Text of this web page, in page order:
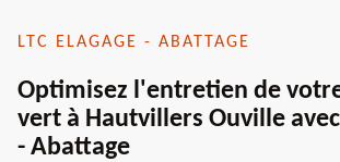
LTC ELAGAGE - ABATTAGE
Optimisez l'entretien de
vert à Hautvillers Ouville avec
- Abattage